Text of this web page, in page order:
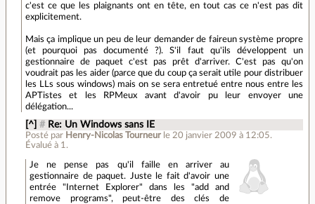
c'est ce que les plaignants ont en tête, en tout cas ce n'est pas dit
explicitement.
Mais ça implique un peu de leur demander de faireun système propre
(et pourquoi pas documenté ?). S'il faut qu'ils développent un
gestionnaire de paquet c'est pas prêt d'arriver. C'est pas qu'on
voudrait pas les aider (parce que du coup ça serait utile pour distribuer
les LLs sous windows) mais on se sera entretué entre nous entre les
APTistes et les RPMeux avant d'avoir pu leur envoyer une
délégation...
[^] # Re: Un Windows sans IE
Posté par Henry-Nicolas Tourneur le 20 janvier 2009 à 12:05.
Évalué à 1 .
Je ne pense pas qu'il faille en arriver au
gestionnaire de paquet. Juste le fait d'avoir une
entrée "Internet Explorer" dans les "add and
remove programs", peut-être des clés de